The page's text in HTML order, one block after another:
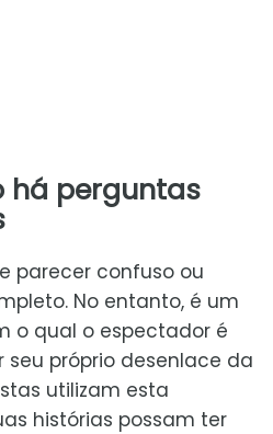
há perguntas
parecer confuso ou
No entanto, é um
o qual o espectador é
próprio desenlace da
utilizam esta
histórias possam ter